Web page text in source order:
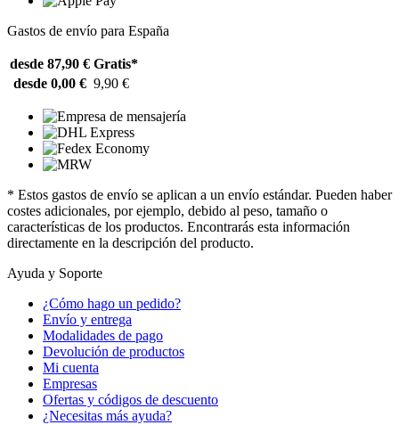
Gastos de envío para España
desde 87,90 € Gratis*
desde 0,00 € 9,90 €
* Estos gastos de envío se aplican a un envío estándar. Pueden haber
costes adicionales, por ejemplo, debido al peso, tamaño o
características de los productos. Encontrarás esta información
directamente en la descripción del producto.
Ayuda y Soporte
¿Cómo hago un pedido?
Envío y entrega
Modalidades de pago
Devolución de productos
Mi cuenta
Empresas
Ofertas y códigos de descuento
¿Necesitas más ayuda?